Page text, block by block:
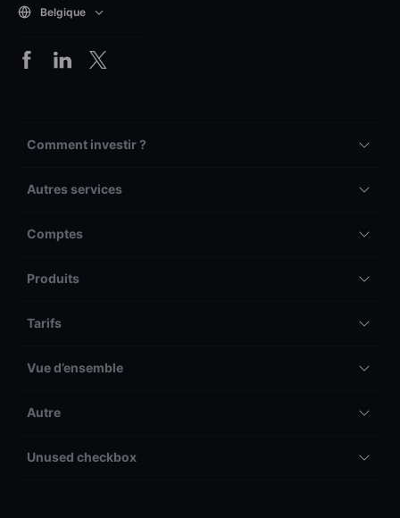
Belgique
Comment investir ?
Autres services
Comptes
Produits
Tarifs
Vue d’ensemble
Autre
Unused checkbox